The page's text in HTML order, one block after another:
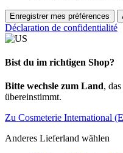
Enregistrer mes préférences
Déclaration de confidentialité
Bist du im richtigen Shop?
Bitte wechsle zum Land,
übereinstimmt.
Zu Cosmeterie International
Anderes Lieferland wählen